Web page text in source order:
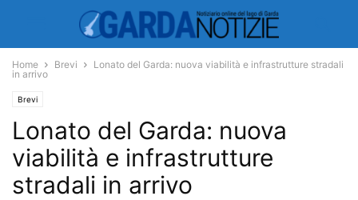
Home Brevi
Lonato del Garda: nuova viabilità e infrastrutture stradali
in arrivo
Brevi
Lonato del Garda: nuova
viabilità e infrastrutture
stradali in arrivo